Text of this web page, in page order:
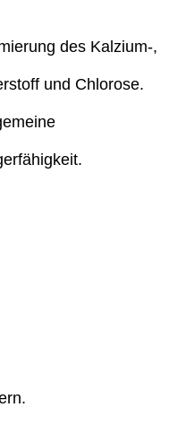
des Kalzium-,
und Chlorose.